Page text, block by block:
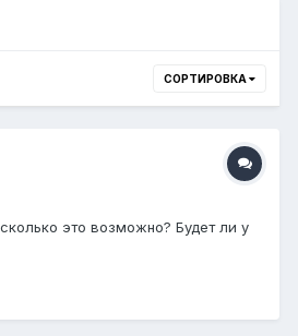
СОРТИРОВКА
это возможно? Будет ли у